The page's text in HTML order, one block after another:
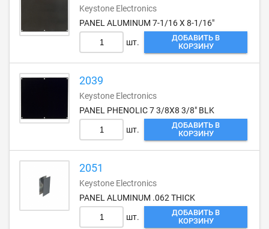
Keystone Electronics
PANEL ALUMINUM 7-1/16 X 8-1/16"
шт.
ДОБАВИТЬ В
КОРЗИНУ
2039
Keystone Electronics
PANEL PHENOLIC 7 3/8X8 3/8" BLK
шт.
ДОБАВИТЬ В
КОРЗИНУ
2051
Keystone Electronics
PANEL ALUMINUM .062 THICK
шт.
ДОБАВИТЬ В
КОРЗИНУ